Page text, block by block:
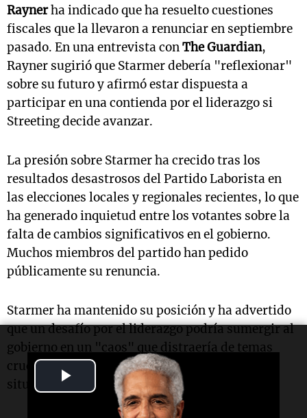
Play
Video
Raynerha indicado que ha resuelto cuestiones
fiscales que la llevaron a renunciar en septiembre
pasado. En una entrevista conThe Guardian,
Rayner sugirió que Starmer debería "reflexionar"
sobre su futuro y afirmó estar dispuesta a
participar en una contienda por el liderazgo si
Streeting decide avanzar.
La presión sobre Starmer ha crecido tras los
resultados desastrosos del Partido Laborista en
las elecciones locales y regionales recientes, lo que
ha generado inquietud entre los votantes sobre la
falta de cambios significativos en el gobierno.
Muchos miembros del partido han pedido
públicamente su renuncia.
Starmer ha mantenido su posición y ha advertido
que un desafío por el liderazgo podría sumergir al
gobierno en un "caos" que distraería de temas
cruciales como la crisis del costo de la vida y la
situación en Oriente Medio.